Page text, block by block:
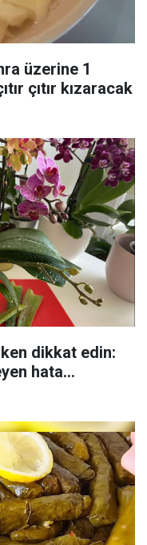
üzerine 1
çıtır kızaracak
dikkat edin:
hata...